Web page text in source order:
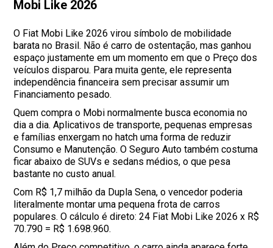
Mobi Like 2026
O Fiat Mobi Like 2026 virou símbolo de mobilidade
barata no Brasil. Não é carro de ostentação, mas ganhou
espaço justamente em um momento em que o Preço dos
veículos disparou. Para muita gente, ele representa
independência financeira sem precisar assumir um
Financiamento pesado.
Quem compra o Mobi normalmente busca economia no
dia a dia. Aplicativos de transporte, pequenas empresas
e famílias enxergam no hatch uma forma de reduzir
Consumo e Manutenção. O Seguro Auto também costuma
ficar abaixo de SUVs e sedans médios, o que pesa
bastante no custo anual.
Com R$ 1,7 milhão da Dupla Sena, o vencedor poderia
literalmente montar uma pequena frota de carros
populares. O cálculo é direto: 24 Fiat Mobi Like 2026 x R$
70.790 = R$ 1.698.960.